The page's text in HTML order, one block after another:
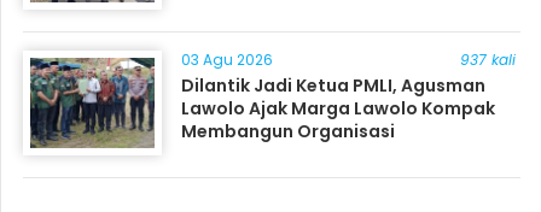
03 Agu 2026 937 kali
Dilantik Jadi Ketua PMLI, Agusman
Lawolo Ajak Marga Lawolo Kompak
Membangun Organisasi